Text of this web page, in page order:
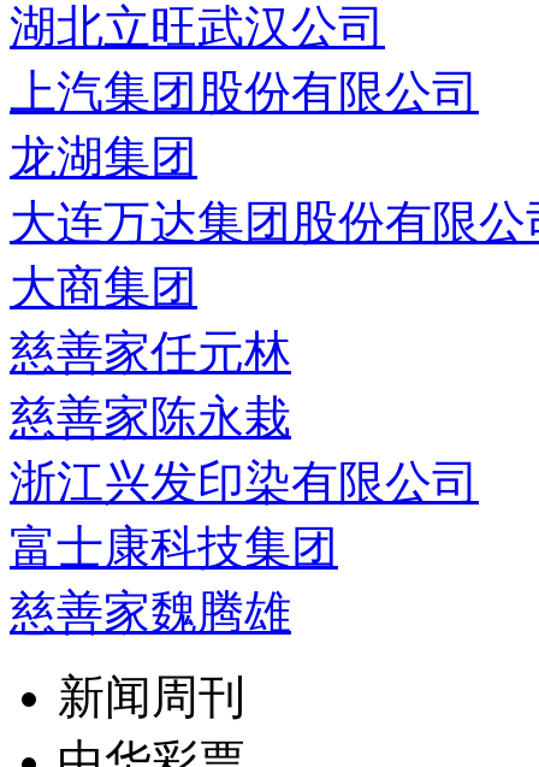
湖北立旺武汉公司
上汽集团股份有限公司
龙湖集团
大连万达集团股份有限公
大商集团
慈善家任元林
慈善家陈永栽
浙江兴发印染有限公司
富士康科技集团
慈善家魏腾雄
新闻周刊